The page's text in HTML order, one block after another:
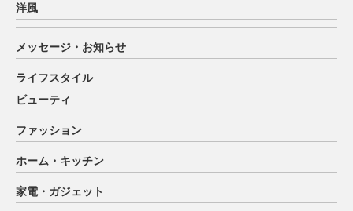
洋風
メッセージ・お知らせ
ライフスタイル
ビューティ
ファッション
ホーム・キッチン
家電・ガジェット